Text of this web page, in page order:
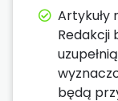
Artykuły
Redakcji
będą